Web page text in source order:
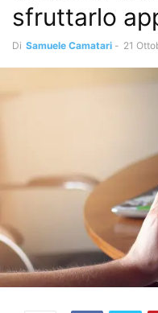
sfruttarlo
Di Samuele Camatari - 21